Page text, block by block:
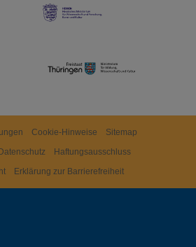
Cookie-Hinweise
Sitemap
Datenschutz
Haftungsausschluss
Erklärung zur Barrierefreiheit